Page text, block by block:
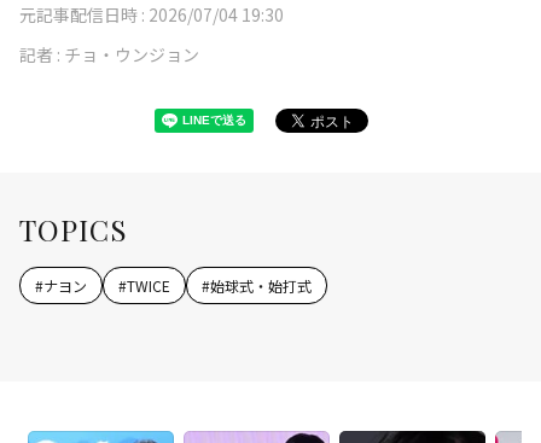
元記事配信日時 : 2026/07/04 19:30
記者 : チョ・ウンジョン
TOPICS
#ナヨン #TWICE #始球式・始打式